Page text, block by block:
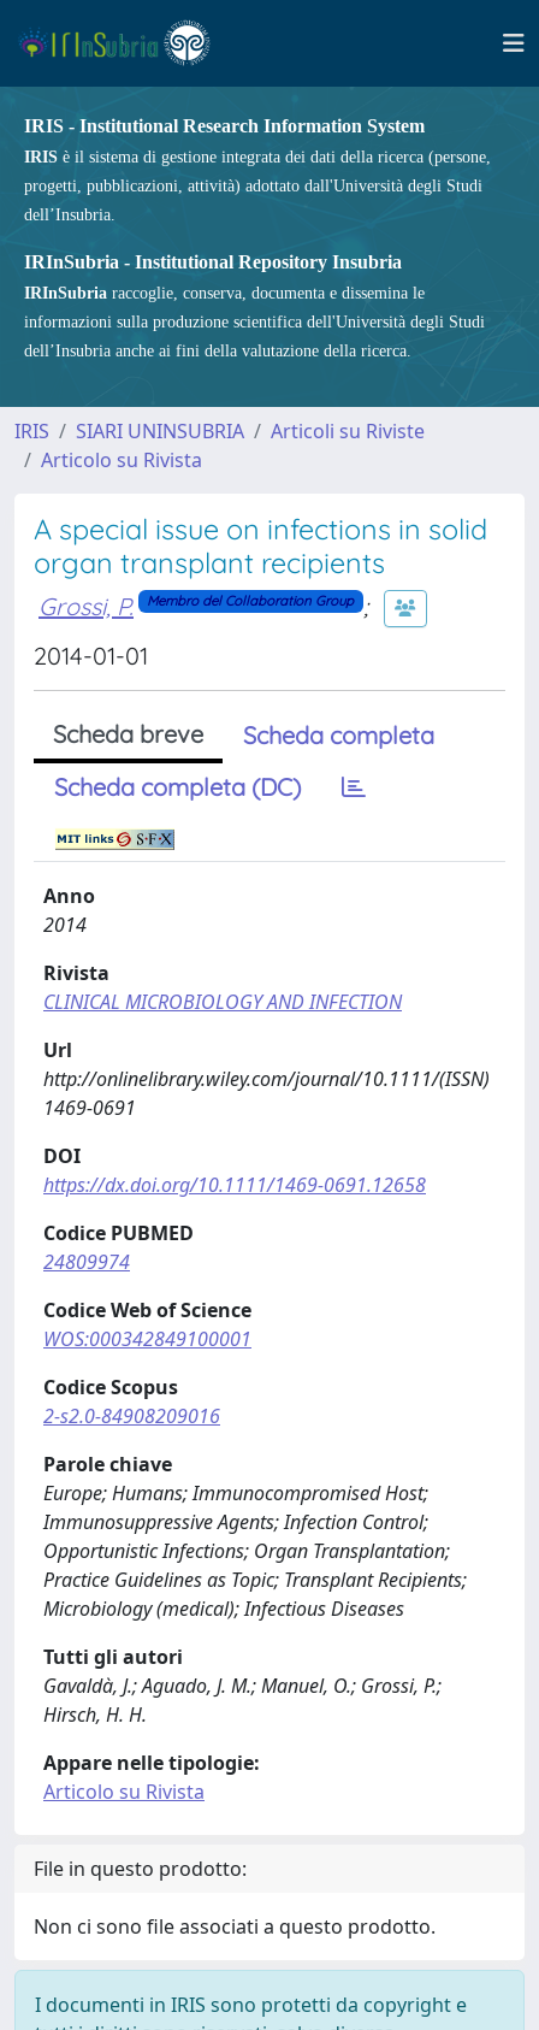
IRIS - Institutional Research Information System
IRIS è il sistema di gestione integrata dei dati della ricerca (persone,
progetti, pubblicazioni, attività) adottato dall'Università degli Studi
dell’Insubria.
IRInSubria - Institutional Repository Insubria
IRInSubria raccoglie, conserva, documenta e dissemina le
informazioni sulla produzione scientifica dell'Università degli Studi
dell’Insubria anche ai fini della valutazione della ricerca.
IRIS SIARI UNINSUBRIA
Articoli su Riviste
Articolo su Rivista
A special issue on infections in solid
organ transplant recipients
Grossi, P. Membro del Collaboration Group ;
2014-01-01
Scheda breve
Scheda completa
Scheda completa (DC)
Anno
2014
Rivista
CLINICAL MICROBIOLOGY AND INFECTION
Url
http://onlinelibrary.wiley.com/journal/10.1111/(ISSN)
1469-0691
DOI
https://dx.doi.org/10.1111/1469-0691.12658
Codice PUBMED
24809974
Codice Web of Science
WOS:000342849100001
Codice Scopus
2-s2.0-84908209016
Parole chiave
Europe; Humans; Immunocompromised Host;
Immunosuppressive Agents; Infection Control;
Opportunistic Infections; Organ Transplantation;
Practice Guidelines as Topic; Transplant Recipients;
Microbiology (medical); Infectious Diseases
Tutti gli autori
Gavaldà, J.; Aguado, J. M.; Manuel, O.; Grossi, P.;
Hirsch, H. H.
Appare nelle tipologie:
Articolo su Rivista
File in questo prodotto:
Non ci sono file associati a questo prodotto.
I documenti in IRIS sono protetti da copyright e